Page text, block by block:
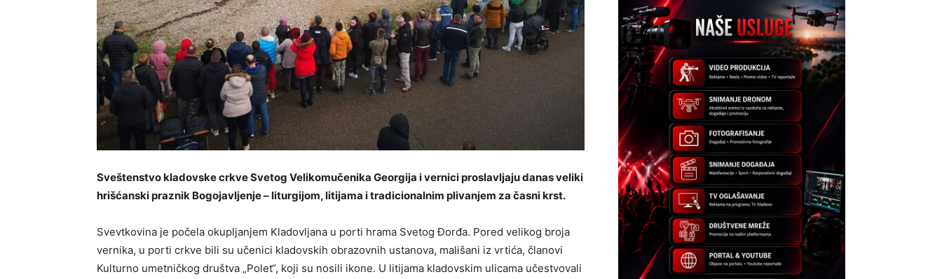
Sveštenstvo kladovske crkve Svetog Velikomučenika Georgija i vernici proslavljaju danas veliki
hrišćanski praznik Bogojavljenje – liturgijom, litijama i tradicionalnim plivanjem za časni krst.
Svevtkovina je počela okupljanjem Kladovljana u porti hrama Svetog Đorđa. Pored velikog broja
vernika, u porti crkve bili su učenici kladovskih obrazovnih ustanova, mališani iz vrtića, članovi
Kulturno umetničkog društva „Polet“, koji su nosili ikone. U litijama kladovskim ulicama učestvovali